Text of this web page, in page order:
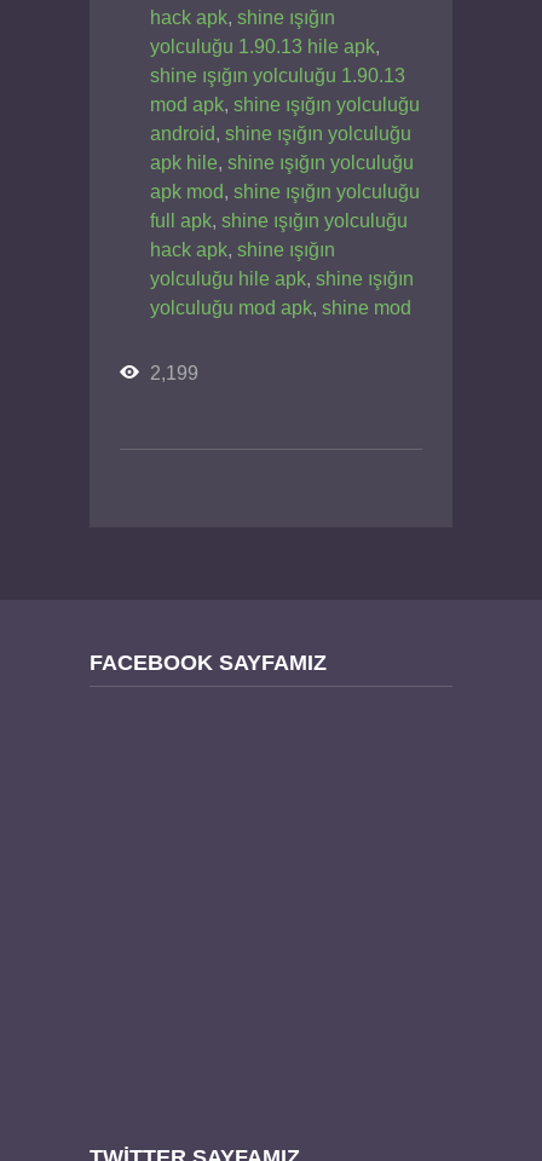
hack apk, shine ışığın
yolculuğu 1.90.13 hile apk,
shine ışığın yolculuğu 1.90.13
mod apk, shine ışığın yolculuğu
android, shine ışığın yolculuğu
apk hile, shine ışığın yolculuğu
apk mod, shine ışığın yolculuğu
full apk, shine ışığın yolculuğu
hack apk, shine ışığın
yolculuğu hile apk, shine ışığın
yolculuğu mod apk, shine mod
2,199
FACEBOOK SAYFAMIZ